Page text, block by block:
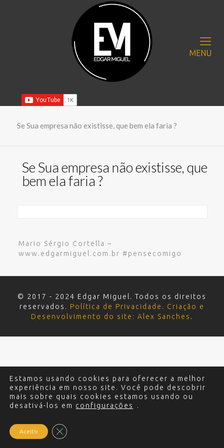
MENU
Se Sua empresa não existisse, que bem ela faria ?
Se Sua empresa não existisse, que
bem ela faria ?
Mario Sérgio Cortella –
www.edgarmiguel.com.br #pensecomigo
© 2017 - 2024 Edgar Miguel. Todos os direitos
reservados. Política de Privacidade . Criação e
Desenvolvimento do site: Alex Sanches .
Estamos usando cookies para oferecer a melhor
experiência em nosso site. Você pode descobrir
mais sobre quais cookies estamos usando ou
desativá-los em configurações .
Aceito Close GDPR Cookie Banner